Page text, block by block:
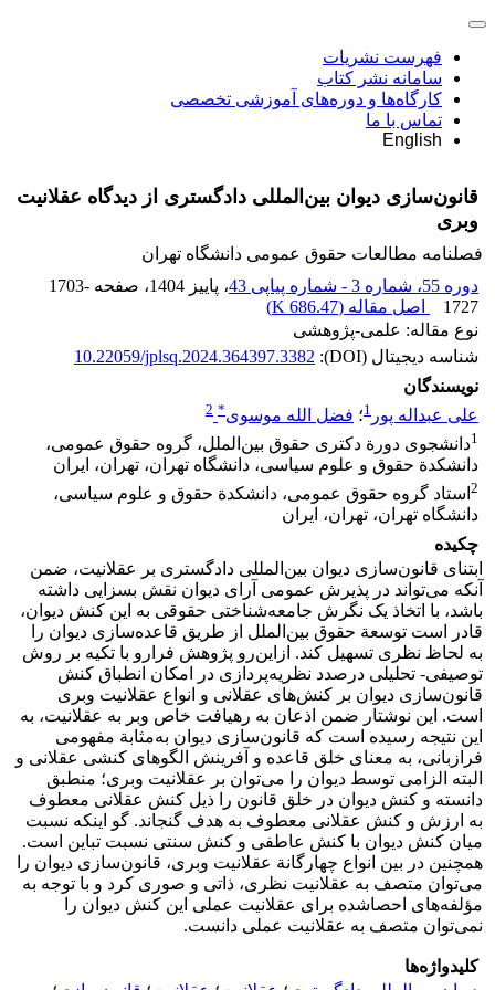
فهرست نشریات
سامانه نشر کتاب
کارگاه‌ها و دوره‌های آموزشی تخصصی
تماس با ما
English
قانون‌سازی دیوان بین‌المللی دادگستری از دیدگاه عقلانیت
وبری
فصلنامه مطالعات حقوق عمومی دانشگاه تهران
دوره 55، شماره 3 - شماره پیاپی 43
، پاییز 1404 ، صفحه 1703-
1727
اصل مقاله (686.47 K
)
نوع مقاله: علمی-پژوهشی
شناسه دیجیتال (DOI):
10.22059/jplsq.2024.364397.3382
نویسندگان
علی عبداله پور 1؛ فضل الله موسوی*
2
1دانشجوی دورة دکتری حقوق بین‌الملل، گروه حقوق عمومی،
دانشکدة حقوق و علوم سیاسی، دانشگاه تهران، تهران، ایران‏
2 استاد گروه حقوق عمومی، دانشکدة حقوق و علوم سیاسی،
دانشگاه تهران، تهران، ایران‏
چکیده
ابتنای قانون‌سازی دیوان بین‌المللی دادگستری بر عقلانیت، ضمن
آنکه می‌تواند در پذیرش عمومی آرای دیوان نقش بسزایی داشته
باشد، با اتخاذ یک نگرش جامعه‌شناختی حقوقی به این کنش دیوان،
قادر است توسعة حقوق بین‌الملل از طریق قاعده‌سازی دیوان را
به لحاظ نظری تسهیل کند. ازاین‌رو پژوهش فرارو با تکیه بر روش
توصیفی- تحلیلی درصدد نظریه‌پردازی در امکان انطباق کنش
قانون‌سازی دیوان بر کنش‌های عقلانی و انواع عقلانیت وبری
است. این نوشتار ضمن اذعان به رهیافت خاص وبر به عقلانیت، به
این نتیجه رسیده است که قانون‌سازی دیوان به‌مثابة مفهومی
فرازبانی، به معنای خلق قاعده و آفرینش الگوهای کنشی عقلانی و
البته الزامی توسط دیوان را می‌توان بر عقلانیت وبری؛ منطبق
دانسته و کنش دیوان در خلق قانون را ذیل کنش عقلانی معطوف
به ارزش و کنش عقلانی معطوف به هدف گنجاند. گو اینکه نسبت
میان کنش دیوان با کنش عاطفی و کنش سنتی نسبت تباین است.
همچنین در بین انواع چهارگانة عقلانیت وبری، قانون‌سازی دیوان را
می‌توان متصف به عقلانیت نظری، ذاتی و صوری کرد و با توجه به
مؤلفه‌های احصاشده برای عقلانیت عملی این کنش دیوان را
نمی‌توان متصف به عقلانیت عملی دانست.
کلیدواژه‌ها